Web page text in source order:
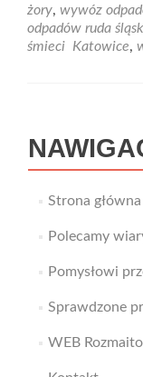
żory, wywóz
odpadów ruda
śmieci Katowice,
Strona główna
Polecamy
Pomysłowi
Sprawdzone
WEB